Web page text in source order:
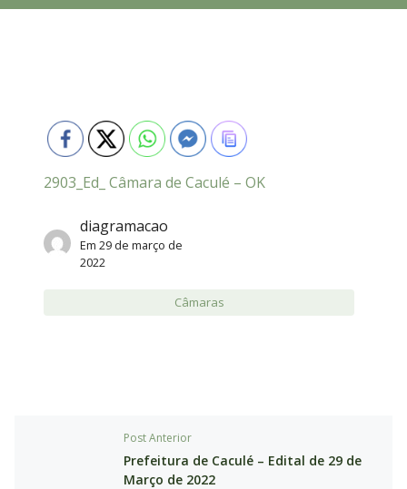
2903_Ed_ Câmara de Caculé – OK
diagramacao
Em 29 de março de
2022
Câmaras
Post Anterior
Prefeitura de Caculé – Edital de 29 de
Março de 2022